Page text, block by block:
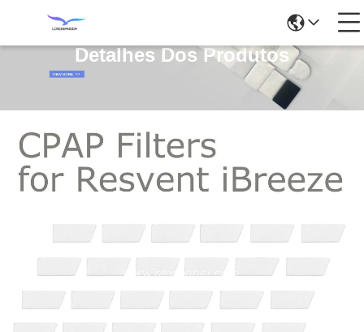
Detalhes Dos Produtos